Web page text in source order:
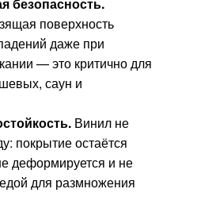
поверхность
даже при
— это критично для
саун и
Винил не
покрытие остаётся
деформируется и не
для размножения